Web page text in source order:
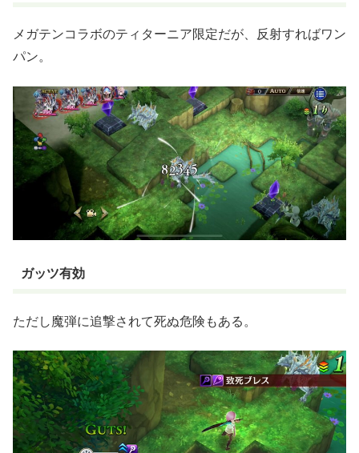
メガテンコラボのティターニア限定だが、反射すればワン
パン。
ガッツ有効
ただし魔弾に追撃されて死ぬ危険もある。